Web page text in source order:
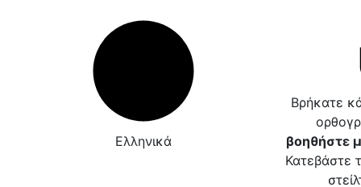
Ελληνικά
Βρήκατε
βοηθήστε
Κατεβάστε